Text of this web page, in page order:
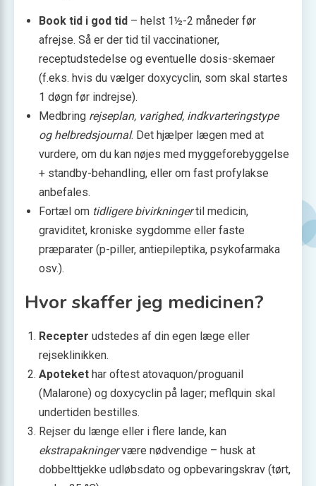
Book tid i god tid – helst 1½-2 måneder før
afrejse. Så er der tid til vaccinationer,
receptudstedelse og eventuelle dosis-skemaer
(f.eks. hvis du vælger doxycyclin, som skal startes
1 døgn før indrejse).
Medbring rejseplan, varighed, indkvarteringstype
og helbredsjournal. Det hjælper lægen med at
vurdere, om du kan nøjes med myggeforebyggelse
+ standby-behandling, eller om fast profylakse
anbefales.
Fortæl om tidligere bivirkningertil medicin,
graviditet, kroniske sygdomme eller faste
præparater (p-piller, antiepileptika, psykofarmaka
osv.).
Hvor skaffer jeg medicinen?
Recepter udstedes af din egen læge eller
rejseklinikken.
Apoteket har oftest atovaquon/proguanil
(Malarone) og doxycyclin på lager; meflquin skal
undertiden bestilles.
Rejser du længe eller i flere lande, kan
ekstrapakningervære nødvendige – husk at
dobbelttjekke udløbsdato og opbevaringskrav (tørt,